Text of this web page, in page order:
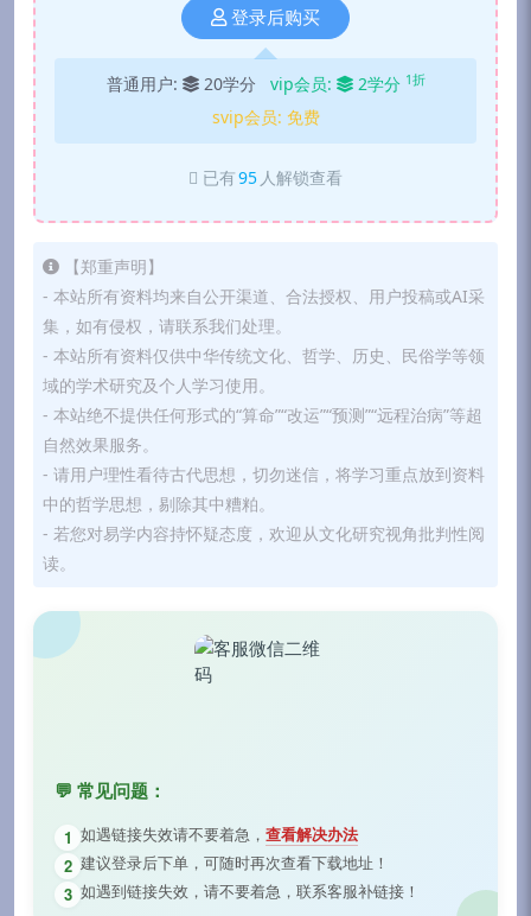
登录后购买
普通用户: 20学分 vip会员: 2学分 1折
svip会员: 免费
已有95 人解锁查看
【郑重声明】
- 本站所有资料均来自公开渠道、合法授权、用户投稿或AI采
集，如有侵权，请联系我们处理。
- 本站所有资料仅供中华传统文化、哲学、历史、民俗学等领
域的学术研究及个人学习使用。
- 本站绝不提供任何形式的“算命”“改运”“预测”“远程治病”等超
自然效果服务。
- 请用户理性看待古代思想，切勿迷信，将学习重点放到资料
中的哲学思想，剔除其中糟粕。
- 若您对易学内容持怀疑态度，欢迎从文化研究视角批判性阅
读。
💬 常见问题：
1 如遇链接失效请不要着急， 查看解决办法
2 建议登录后下单，可随时再次查看下载地址！
3 如遇到链接失效，请不要着急，联系客服补链接！